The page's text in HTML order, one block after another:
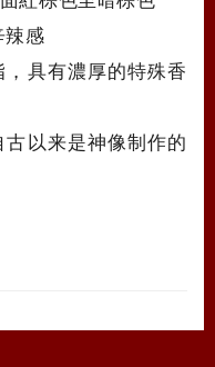
辣感
具有濃厚的特殊香
以来是神像制作的